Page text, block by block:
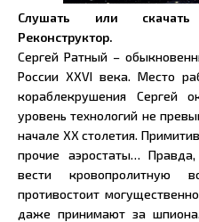
Слушать или скачать
Реконструктор.
Сергей Ратный –
России XXVI века. Место
кораблекрушения Сергей
уровень технологий не
начале ХХ столетия.
прочие аэростаты…
вести кровопролитную
противостоит
даже принимают за